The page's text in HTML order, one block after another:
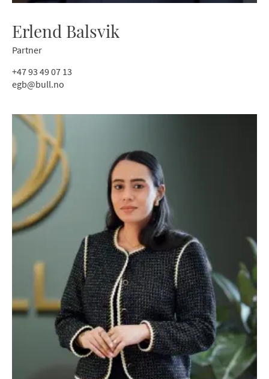
Erlend Balsvik
Partner
+47 93 49 07 13
egb@bull.no